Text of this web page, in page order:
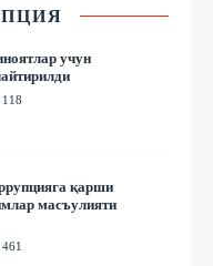
учун
118
қарши
масъулияти